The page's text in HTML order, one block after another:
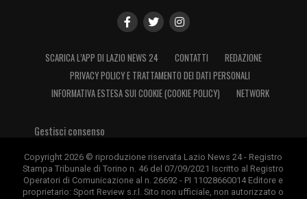
SCARICA L’APP DI LAZIO NEWS 24 CONTATTI
REDAZIONE
PRIVACY POLICY E TRATTAMENTO DEI DATI PERSONALI
INFORMATIVA ESTESA SUI COOKIE (COOKIE POLICY)
NETWORK
Gestisci consenso
Copyright 2026 © riproduzione riservata Lazio News 24 - Registro
Stampa Tribunale di Torino n. 46 del 07/09/2021 Iscritto al Registro
Operatori di Comunicazione al n. 26692 - PI 11028660014 Editore e
proprietario: Sport Review s.r.l. Sito non ufficiale, non autorizzato o